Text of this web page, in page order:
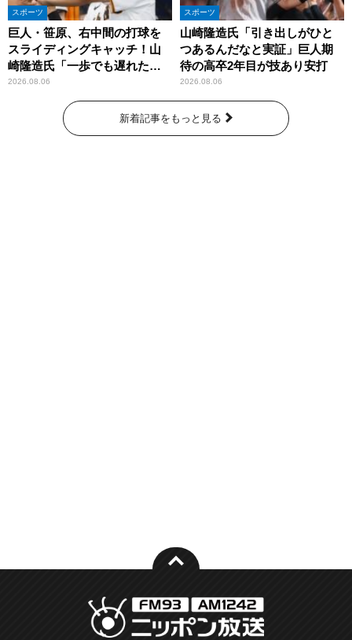
スポーツ
巨人・笹原、右中間の打球を
スライディングキャッチ！山
崎隆造氏「一歩でも遅れた
ら…」
2026.08.06
スポーツ
山崎隆造氏「引き出しがひと
つあるんだなと実証」巨人期
待の高卒2年目が技あり安打
2026.08.06
新着記事をもっと見る